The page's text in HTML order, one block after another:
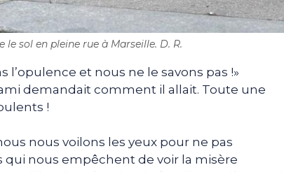
le sol en pleine rue à Marseille. D. R.
l’opulence et nous ne le savons pas !»
demandait comment il allait. Toute une
!
nous voilons les yeux pour ne pas
qui nous empêchent de voir la misère